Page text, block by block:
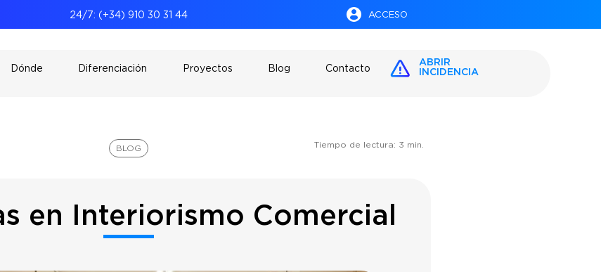
24/7: (+34) 910 30 31 44 ACCESO
Dónde Diferenciación Proyectos Blog Contacto
ABRIR
INCIDENCIA
BLOG Tiempo de lectura: 3 min.
en Interiorismo Comercial